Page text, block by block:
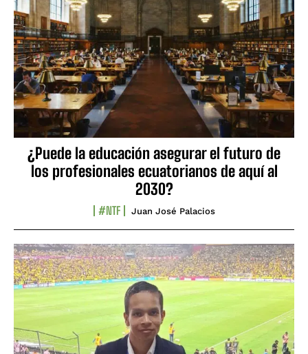
¿Puede la educación asegurar el futuro de
los profesionales ecuatorianos de aquí al
2030?
#NTF Juan José Palacios